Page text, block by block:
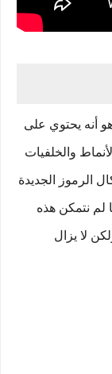
أنه يحتوي على
والخلفيات
الرموز الجديدة
لم نتمكن هذه
لا يزال